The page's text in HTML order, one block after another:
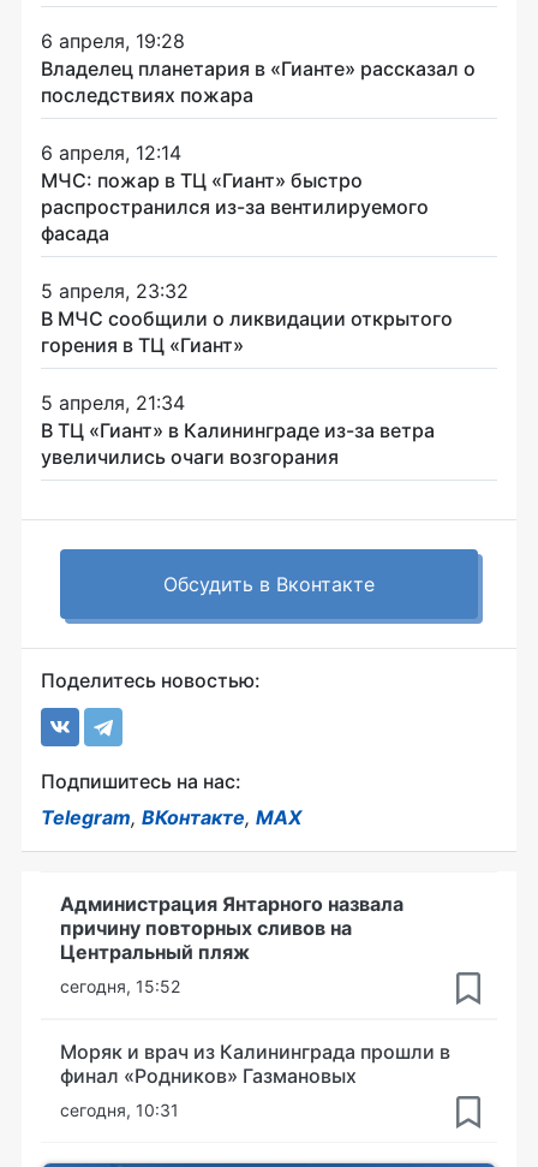
6 апреля, 19:28
Владелец планетария в «Гианте» рассказал о
последствиях пожара
6 апреля, 12:14
МЧС: пожар в ТЦ «Гиант» быстро
распространился из-за вентилируемого
фасада
5 апреля, 23:32
В МЧС сообщили о ликвидации открытого
горения в ТЦ «Гиант»
5 апреля, 21:34
В ТЦ «Гиант» в Калининграде из-за ветра
увеличились очаги возгорания
Обсудить в Вконтакте
Поделитесь новостью:
Подпишитесь на нас:
Telegram, ВКонтакте, MAX
Администрация Янтарного назвала
причину повторных сливов на
Центральный пляж
сегодня, 15:52
Моряк и врач из Калининграда прошли в
финал «Родников» Газмановых
сегодня, 10:31